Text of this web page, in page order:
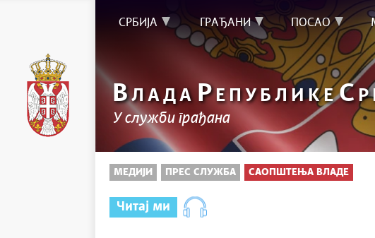
СРБИЈА ГРАЂАНИ ПОСАО
ВЛАДА Р ЕПУБЛИКЕС
У служби грађана
МЕДИЈИ ПРЕС СЛУЖБА САОПШТЕЊА ВЛАДЕ
Читај ми